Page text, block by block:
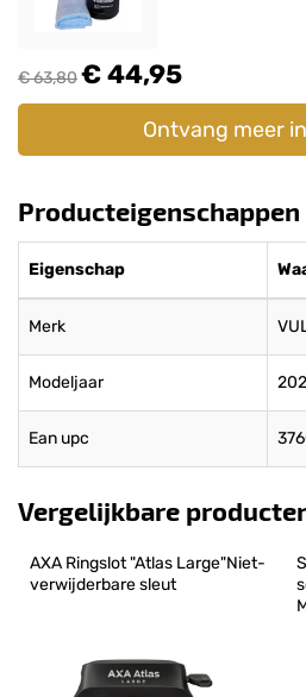
€ 63,80€ 44,95
Ontvang meer
Producteigenschappen
Eigenschap
Merk
Modeljaar
Ean upc
Vergelijkbare
AXA Ringslot "Atlas Large"Niet-
verwijderbare sleut